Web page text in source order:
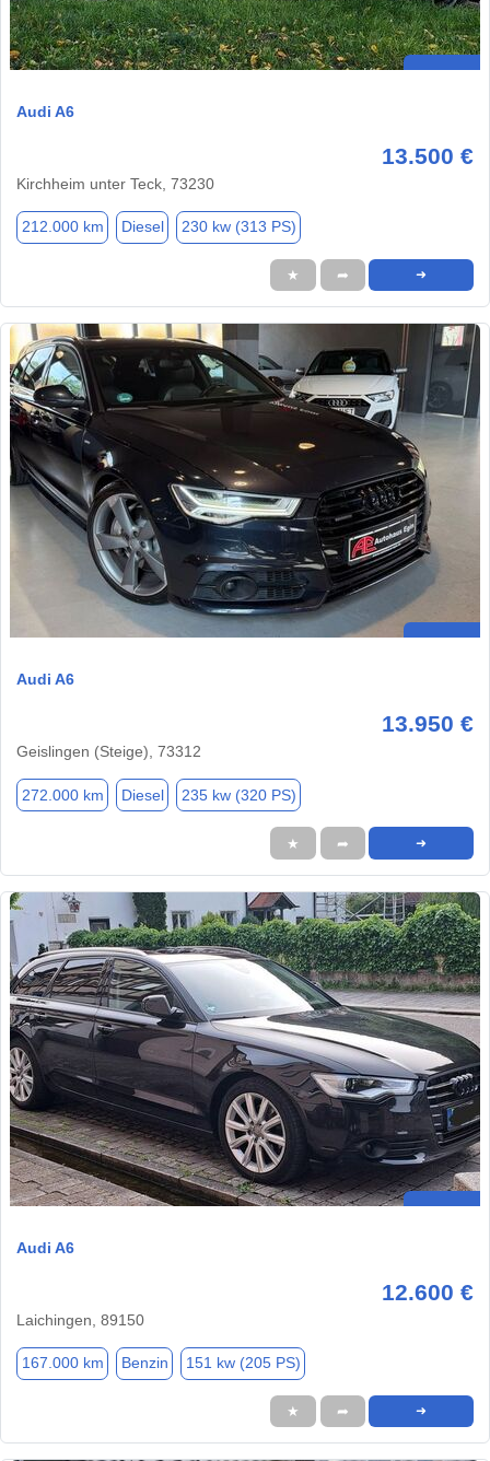
Audi A6
13.500 €
Kirchheim unter Teck, 73230
212.000 km Diesel 230 kw (313 PS)
★ ➦ ➜
Audi A6
13.950 €
Geislingen (Steige), 73312
272.000 km Diesel 235 kw (320 PS)
★ ➦ ➜
Audi A6
12.600 €
Laichingen, 89150
167.000 km Benzin 151 kw (205 PS)
★ ➦ ➜